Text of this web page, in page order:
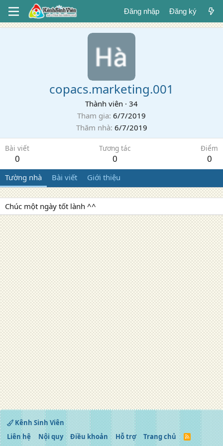
Đăng nhập Đăng ký
copacs.marketing.001
Thành viên · 34
Tham gia 6/7/2019
Thăm nhà 6/7/2019
Bài viết
0
Tương tác
0
Điểm
0
Tường nhà Bài viết Giới thiệu
Chúc một ngày tốt lành ^^
Kênh Sinh Viên
Liên hệ
Nội quy Điều khoản Hỗ trợ Trang chủ
R